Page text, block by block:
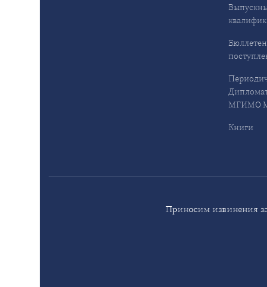
МГИМО
Книги
Приносим извинения